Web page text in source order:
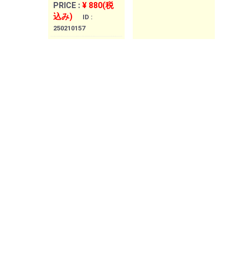
PRICE : ¥ 880(税
込み)
ID :
250210157